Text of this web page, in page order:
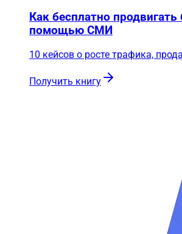
Как бесплатно продвигать
помощью СМИ
10 кейсов о росте трафика,
Получить книгу